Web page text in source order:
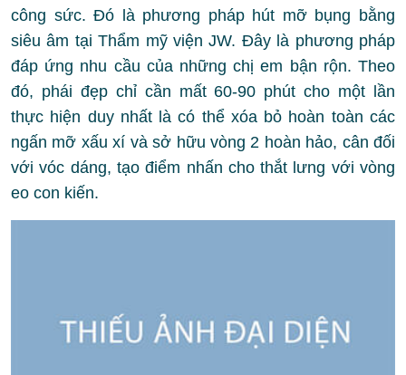
công sức. Đó là phương pháp hút mỡ bụng bằng
siêu âm tại Thẩm mỹ viện JW. Đây là phương pháp
đáp ứng nhu cầu của những chị em bận rộn. Theo
đó, phái đẹp chỉ cần mất 60-90 phút cho một lần
thực hiện duy nhất là có thể xóa bỏ hoàn toàn các
ngấn mỡ xấu xí và sở hữu vòng 2 hoàn hảo, cân đối
với vóc dáng, tạo điểm nhấn cho thắt lưng với vòng
eo con kiến.